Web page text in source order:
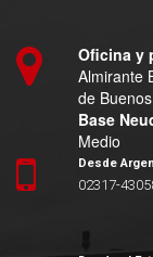
Oficina y
Almirante
de
Base
Medio
Desde
02317-